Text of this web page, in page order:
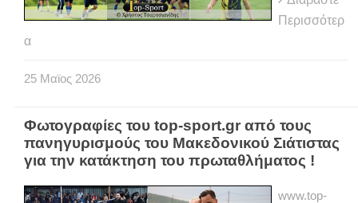
Περισσότερ
α
25 Μαϊος 2026
Φωτογραφίες του top-sport.gr από τους
πανηγυρισμούς του Μακεδονικού Σιάτιστας
για την κατάκτηση του πρωταθλήματος !
www.top-